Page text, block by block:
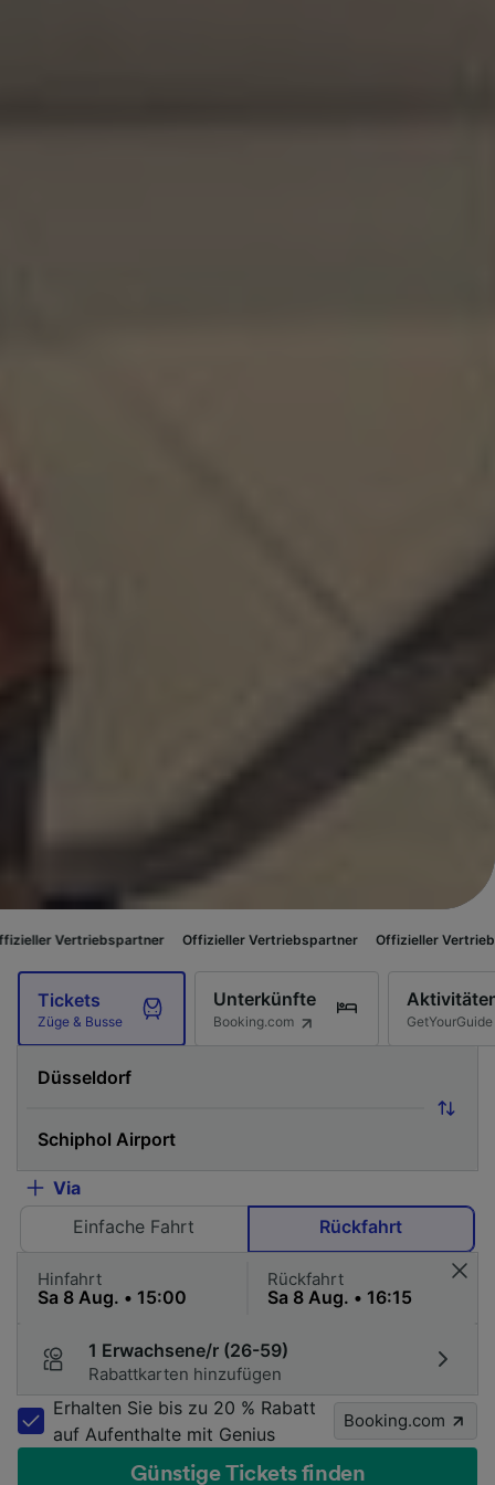
Offizieller Vertriebspartner Offizieller Vertriebspartner
Tickets
Züge & Busse
Unterkünfte
Booking.com GetYourGuide
Via
Einfache Fahrt
Rückfahrt
Hinfahrt Rückfahrt
1 Erwachsene/r (26-59)
Rabattkarten hinzufügen
Erhalten Sie bis zu 20 % Rabatt
auf Aufenthalte mit Genius
Booking.com
Günstige Tickets finden